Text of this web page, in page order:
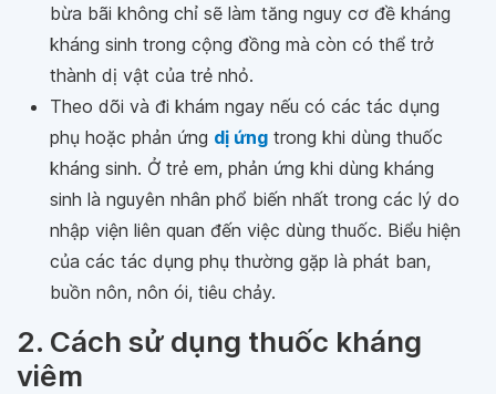
bừa bãi không chỉ sẽ làm tăng nguy cơ đề kháng
kháng sinh trong cộng đồng mà còn có thể trở
thành dị vật của trẻ nhỏ.
Theo dõi và đi khám ngay nếu có các tác dụng
phụ hoặc phản ứng dị ứng trong khi dùng thuốc
kháng sinh. Ở trẻ em, phản ứng khi dùng kháng
sinh là nguyên nhân phổ biến nhất trong các lý do
nhập viện liên quan đến việc dùng thuốc. Biểu hiện
của các tác dụng phụ thường gặp là phát ban,
buồn nôn, nôn ói, tiêu chảy.
2. Cách sử dụng thuốc kháng
viêm